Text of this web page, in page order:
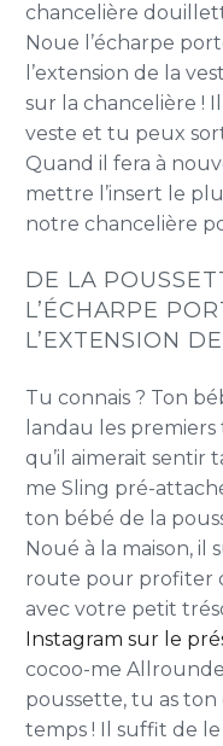
chancelière
Noue l’écharpe
l’extension de la
sur la chancelière !
veste et tu peux
Quand il fera à
mettre l’insert le
notre chancelière
DE LA
L’ÉCHARPE
L’EXTENSION
Tu connais ? Ton
landau les premiers
qu’il aimerait sentir
me Sling pré-
ton bébé de la
Noué à la maison, il
route pour profiter
avec votre petit
Instagram sur le
cocoo-me
poussette, tu as
temps ! Il suffit de